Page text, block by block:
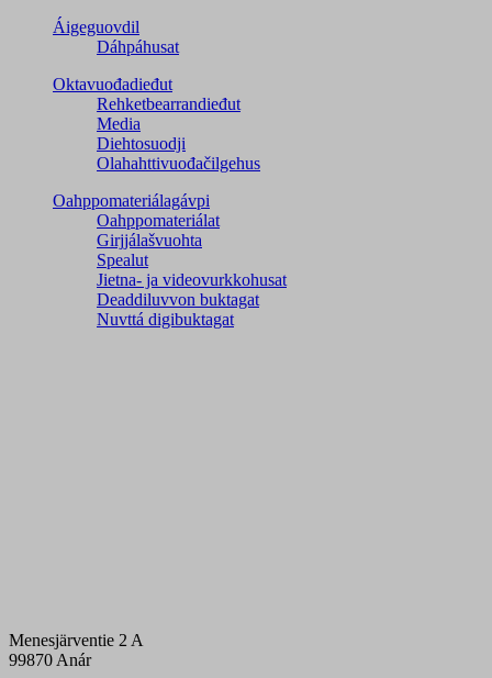
Áigeguovdil
Dáhpáhusat
Oktavuođadieđut
Rehketbearrandieđut
Media
Diehtosuodji
Olahahttivuođačilgehus
Oahppomateriálagávpi
Oahppomateriálat
Girjjálašvuohta
Spealut
Jietna- ja videovurkkohusat
Deaddiluvvon buktagat
Nuvttá digibuktagat
Menesjärventie 2 A
99870 Anár